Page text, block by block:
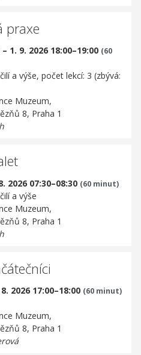
praxe
1. 9. 2026 18:00–19:00 (60
a výše, počet lekcí: 3 (zbývá:
Muzeum,
8, Praha 1
2026 07:30–08:30 (60 minut)
a výše
Muzeum,
8, Praha 1
2026 17:00–18:00 (60 minut)
Muzeum,
8, Praha 1